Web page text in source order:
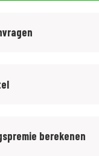
berekenen